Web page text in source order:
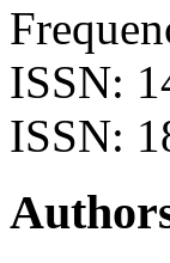
ISSN:
ISSN: